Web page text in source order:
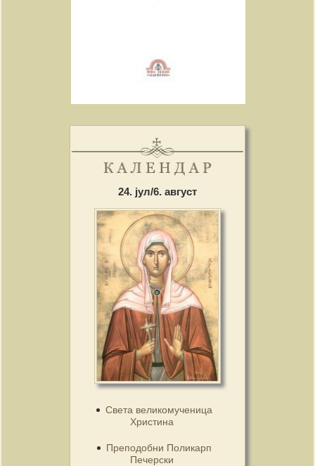
24. јул/6. август
Света великомученица
Христина
Преподобни Поликарп
Печерски